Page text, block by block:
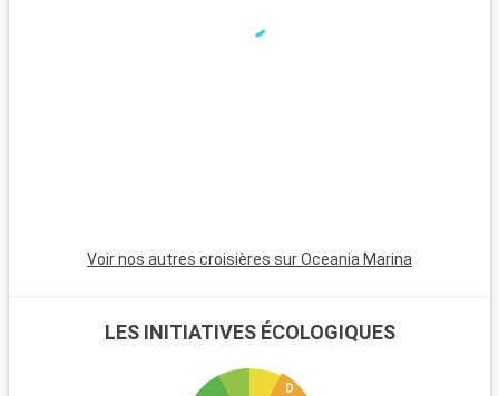
bateau, sont un paradis avec leurs plages de sable blanc. Pour
Voir nos autres croisières sur Oceania Marina
LES INITIATIVES ÉCOLOGIQUES